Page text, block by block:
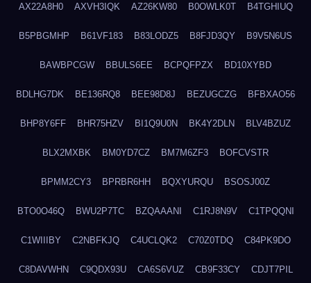
AX22A8H0 AXVH3IQK AZ26KW80 B0OWLK0T B4TGHIUQ
B5PBGMHP B61VF183 B83LODZ5 B8FJD3QY B9V5N6US
BAWBPCGW BBULS6EE BCPQFPZX BD10XYBD
BDLHG7DK BE136RQ8 BEE98D8J BEZUGCZG BFBXAO56
BHP8Y6FF BHR75HZV BI1Q9U0N BK4Y2DLN BLV4BZUZ
BLX2MXBK BM0YD7CZ BM7M6ZF3 BOFCVSTR
BPMM2CY3 BPRBR6HH BQXYURQU BSOSJ00Z
BTO0O46Q BWU2P7TC BZQAAANI C1RJ8N9V C1TPQQNI
C1WIIIBY C2NBFKJQ C4UCLQK2 C70Z0TDQ C84PK9DO
C8DAVWHN C9QDX93U CA6S6VUZ CB9F33CY CDJT7PIL